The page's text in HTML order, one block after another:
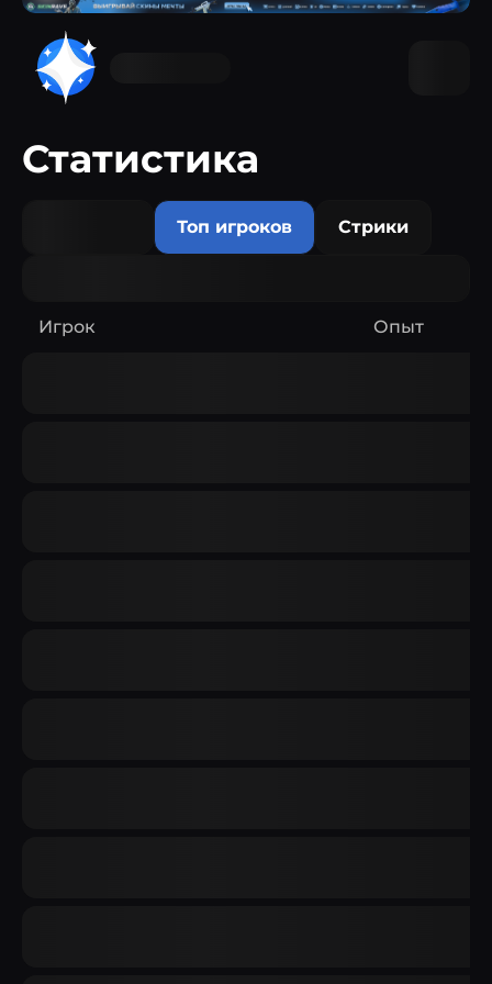
Статистика
Топ игроков Стрики
Игрок Опыт